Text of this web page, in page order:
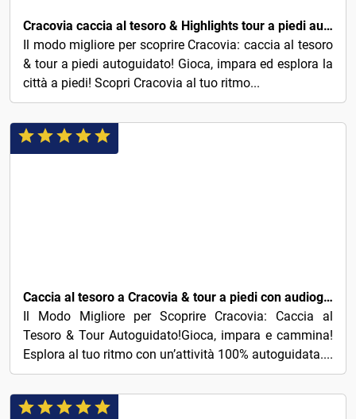
Cracovia caccia al tesoro & Highlights tour a piedi autoguidato
Il modo migliore per scoprire Cracovia: caccia al tesoro
& tour a piedi autoguidato! Gioca, impara ed esplora la
città a piedi! Scopri Cracovia al tuo ritmo...
Caccia al tesoro a Cracovia & tour a piedi con audioguida
Il Modo Migliore per Scoprire Cracovia: Caccia al
Tesoro & Tour Autoguidato!Gioca, impara e cammina!
Esplora al tuo ritmo con un’attività 100% autoguidata....